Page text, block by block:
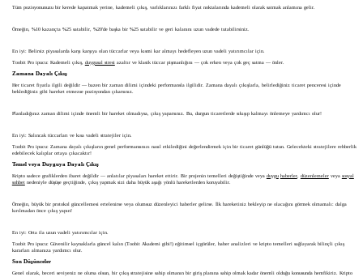
Tüm pozisyonunuzu bir kerede kapatmak yerine, kademeli çıkış, varlıklarınızı farklı fiyat noktalarında kademeli olarak satmak anlamına gelir.
Örneğin, %10 kazançta %25 satabilir, %20'de başka bir %25 satabilir ve geri kalanını uzun vadede tutabilirsiniz.
En iyi: Belirsiz piyasalarda karşı karşıya olan tüccarlar veya kısmi kar almayı hedefleyen uzun vadeli yatırımcılar için.
Toobit Pro ipucu: Kademeli çıkış, duygusal stresi azaltır ve klasik tüccar pişmanlığını — çok erken veya çok geç satma — önler.
Zamana Dayalı Çıkış
Her ticaret fiyatla ilgili değildir — bazen bir zaman dilimi içindeki performansla ilgilidir. Zamana dayalı çıkışlarla, belirlediğiniz ticaret penceresi içinde
beklediğiniz gibi hareket etmezse pozisyondan çıkarsınız.
Planladığınız zaman dilimi içinde önemli bir hareket olmadıysa, çıkış yaparsınız. Bu, durgun ticaretlerde sıkışıp kalmayı önlemeye yardımcı olur!
En iyi: Salıncak tüccarları ve kısa vadeli stratejiler için.
Toobit Pro ipucu: Zamana dayalı çıkışların genel performansınızı nasıl etkilediğini değerlendirmek için bir ticaret günlüğü tutun. Gelecekteki stratejilere rehberlik
edebilecek kalıplar ortaya çıkacaktır!
Temel veya Duyguya Dayalı Çıkış
Kripto sadece grafiklerden ibaret değildir — anlatılar piyasaları hareket ettirir. Bir projenin temelleri değiştiğinde veya duygu haberler, düzenlemelerveya sosyal
sohbetnedeniyle düşüşe geçtiğinde, çıkış yapmak sizi daha büyük aşağı yönlü hareketlerden koruyabilir.
Örneğin, büyük bir protokol güncellemesi ertelenirse veya olumsuz düzenleyici haberler gelirse. İlk hareketiniz bekleyip ne olacağını görmek olmamalı: dalga
kırılmadan önce çıkış yapın!
En iyi: Orta ila uzun vadeli yatırımcılar için.
Toobit Pro ipucu: Güvenilir kaynaklarla güncel kalın (Toobit Akademi gibi!) eğitimsel içgörüler, haber analizleri ve kripto temelleri sağlayarak bilinçli çıkış
kararları almanıza yardımcı olur.
Son Düşünceler
Genel olarak, beceri seviyeniz ne olursa olsun, bir çıkış stratejisine sahip olmanın bir giriş planına sahip olmak kadar önemli olduğu konusunda hemfikiriz. Kripto